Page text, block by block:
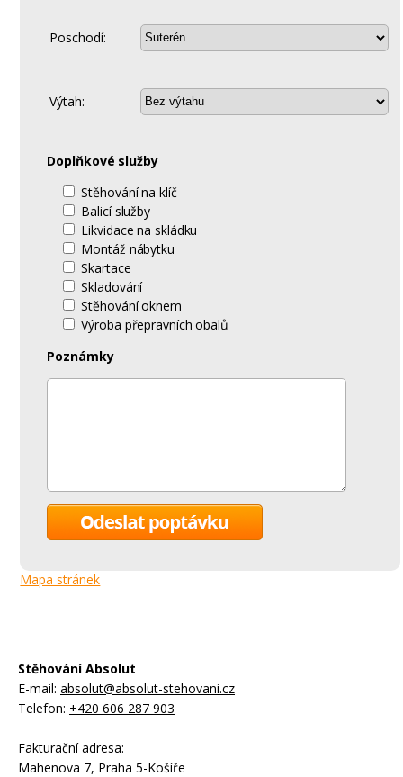
Poschodí:
Výtah:
Doplňkové služby
Stěhování na klíč
Balicí služby
Likvidace na skládku
Montáž nábytku
Skartace
Skladování
Stěhování oknem
Výroba přepravních obalů
Poznámky
Mapa stránek
Stěhování Absolut
E-mail: absolut@absolut-stehovani.cz
Telefon: +420 606 287 903
Fakturační adresa:
Mahenova 7, Praha 5-Košíře